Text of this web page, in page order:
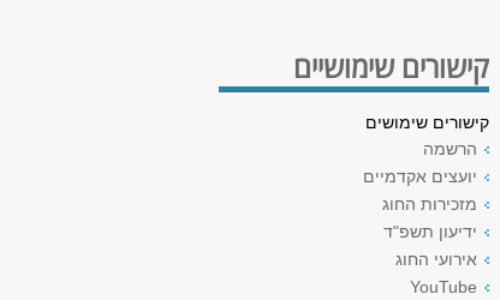
קישורים שימושיים
קישורים שימושים
הרשמה
יועצים אקדמיים
מזכירות החוג
ידיעון תשפ"ד
אירועי החוג
YouTube